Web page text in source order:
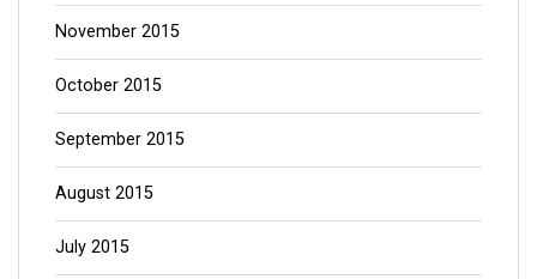
November 2015
October 2015
September 2015
August 2015
July 2015